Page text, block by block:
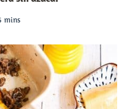
mins